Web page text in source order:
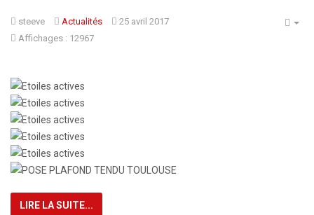
steeve Actualités
25 avril 2017
Affichages : 12967
Note
utilisateur:5/5
LIRE LA SUITE...